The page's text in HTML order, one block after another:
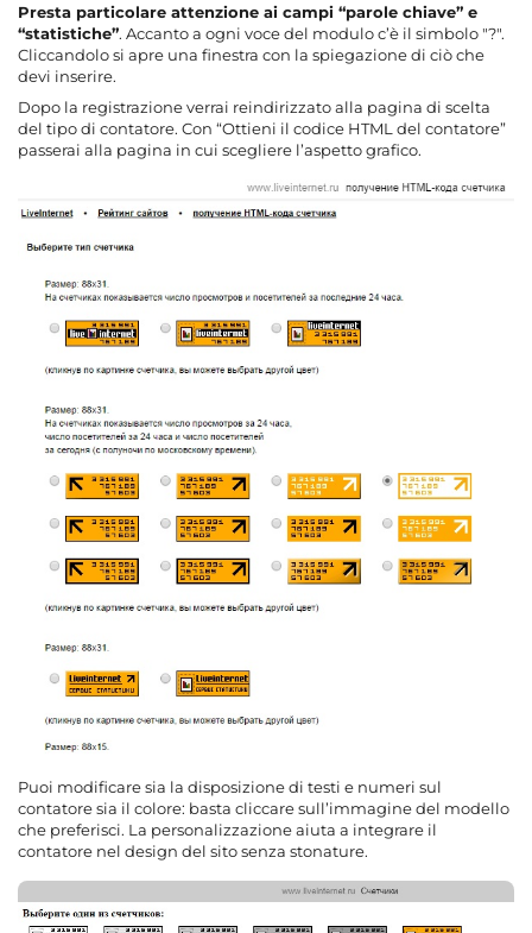
Presta particolare attenzione ai campi “parole chiave” e
“statistiche”. Accanto a ogni voce del modulo c’è il simbolo "?".
Cliccandolo si apre una finestra con la spiegazione di ciò che
devi inserire.
Dopo la registrazione verrai reindirizzato alla pagina di scelta
del tipo di contatore. Con “Ottieni il codice HTML del contatore”
passerai alla pagina in cui scegliere l’aspetto grafico.
Puoi modificare sia la disposizione di testi e numeri sul
contatore sia il colore: basta cliccare sull’immagine del modello
che preferisci. La personalizzazione aiuta a integrare il
contatore nel design del sito senza stonature.